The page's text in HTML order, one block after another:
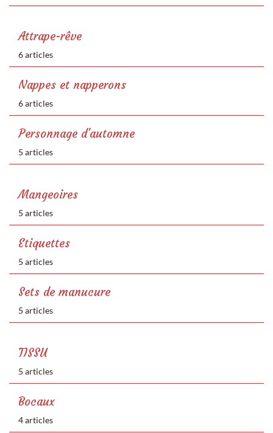
Attrape-rêve
6 articles
Nappes et napperons
6 articles
Personnage d'automne
5 articles
Mangeoires
5 articles
Etiquettes
5 articles
Sets de manucure
5 articles
TISSU
5 articles
Bocaux
4 articles